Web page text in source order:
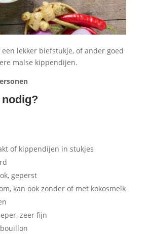
lekker biefstukje, of ander goed
malse kippendijen.
nodig?
of kippendijen in stukjes
geperst
kan ook zonder of met kokosmelk
zeer fijn